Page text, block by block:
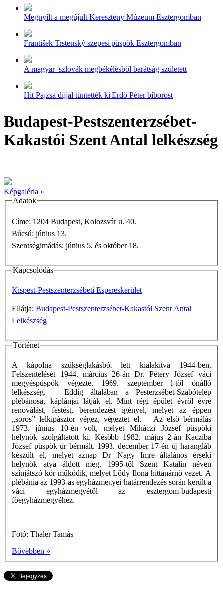
Megnyílt a megújult Keresztény Múzeum Esztergomban
František Trstenský szepesi püspök Esztergomban
A magyar–szlovák megbékélésből barátság született
Hit Pajzsa díjjal tüntették ki Erdő Péter bíborost
Budapest-Pestszenterzsébet-
Kakastói Szent Antal lelkészség
Képgaléria »
Adatok
Címe: 1204 Budapest, Kolozsvár u. 40.
Búcsú: június 13.
Szentségimádás: június 5. és október 18.
Kapcsolódás
Kispest-Pestszenterzsébeti Espereskerület
Ellátja: Budapest-Pestszenterzsébet-Kakastói Szent Antal
Lelkészség
Történet
A kápolna szükséglakásból lett kialakítva 1944-ben.
Felszentelését 1944. március 26-án Dr. Pétery József váci
megyéspüspök végezte. 1969. szeptember l-től önálló
lelkészség. – Eddig általában a Pesterzsébet-Szabótelep
plébánosa, káplánjai látják el. Mint régi épület évről évre
renoválást, festést, berendezést igényel, melyet az éppen
„soros” lelkipásztor végez, végeztet el. – Az első bérmálás
1973. június 10-én volt, melyet Miháczi József püspöki
helynök szolgáltatott ki. Később 1982. május 2-án Kacziba
József püspök úr bérmált. 1993. december 17-én új harangláb
készült el, melyet aznap Dr. Nagy Imre általános érseki
helynök atya áldott meg. 1995-tôl Szent Katalin néven
színjátszó kör működik, melyet Lődy Ilona hittanárnő vezet. A
plébánia az 1993-as egyházmegyei határrendezés során került a
váci egyházmegyétől az esztergom-budapesti
főegyházmegyéhez.
Fotó: Thaler Tamás
Bővebben »